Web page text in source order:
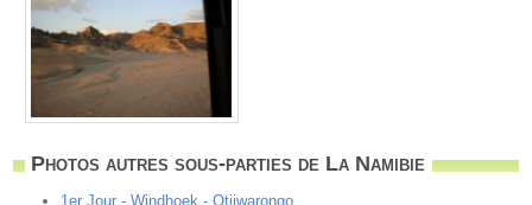
Photos autres sous-parties de La Namibie
1er Jour - Windhoek - Otjiwarongo